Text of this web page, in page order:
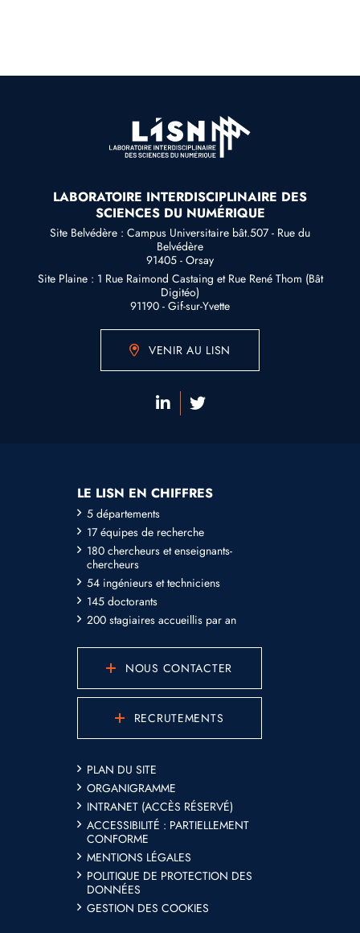
LABORATOIRE INTERDISCIPLINAIRE DES
SCIENCES DU NUMÉRIQUE
Site Belvédère : Campus Universitaire bât.507 - Rue du
Belvédère
91405 - Orsay
Site Plaine : 1 Rue Raimond Castaing et Rue René Thom (Bât
Digitéo)
91190 - Gif-sur-Yvette
VENIR AU LISN
LE LISN EN CHIFFRES
5 départements
17 équipes de recherche
180 chercheurs et enseignants-
chercheurs
54 ingénieurs et techniciens
145 doctorants
200 stagiaires accueillis par an
NOUS CONTACTER
RECRUTEMENTS
PLAN DU SITE
ORGANIGRAMME
INTRANET (ACCÈS RÉSERVÉ)
ACCESSIBILITÉ : PARTIELLEMENT
CONFORME
MENTIONS LÉGALES
POLITIQUE DE PROTECTION DES
DONNÉES
GESTION DES COOKIES